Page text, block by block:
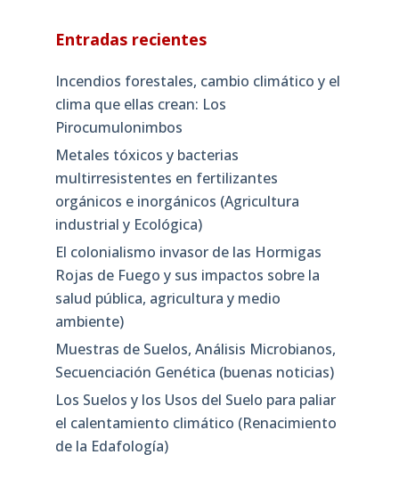
Entradas recientes
Incendios forestales, cambio climático y el
clima que ellas crean: Los
Pirocumulonimbos
Metales tóxicos y bacterias
multirresistentes en fertilizantes
orgánicos e inorgánicos (Agricultura
industrial y Ecológica)
El colonialismo invasor de las Hormigas
Rojas de Fuego y sus impactos sobre la
salud pública, agricultura y medio
ambiente)
Muestras de Suelos, Análisis Microbianos,
Secuenciación Genética (buenas noticias)
Los Suelos y los Usos del Suelo para paliar
el calentamiento climático (Renacimiento
de la Edafología)